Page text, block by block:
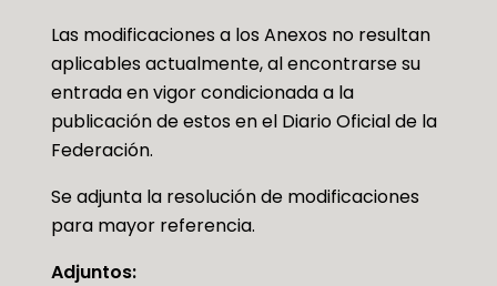
Las modificaciones a los Anexos no resultan
aplicables actualmente, al encontrarse su
entrada en vigor condicionada a la
publicación de estos en el Diario Oficial de la
Federación.
Se adjunta la resolución de modificaciones
para mayor referencia.
Adjuntos: